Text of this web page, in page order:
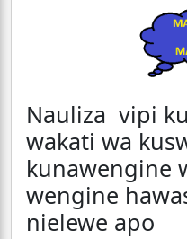
Nauliza vipi
wakati wa
kunawengine
wengine
nielewe apo